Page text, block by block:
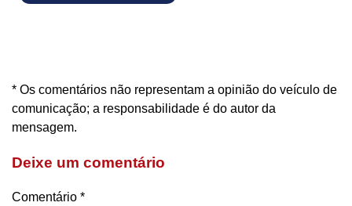
* Os comentários não representam a opinião do veículo de
comunicação; a responsabilidade é do autor da
mensagem.
Deixe um comentário
Comentário *